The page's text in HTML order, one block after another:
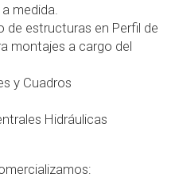
medida.
de estructuras en Perfil de
montajes a cargo del
y Cuadros
Hidráulicas